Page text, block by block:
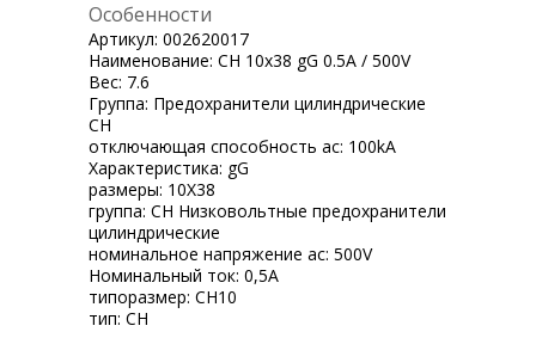
Особенности
Артикул: 002620017
Наименование: CH 10x38 gG 0.5A / 500V
Вес: 7.6
Группа: Предохранители цилиндрические
CH
отключающая способность ac: 100kA
Характеристика: gG
размеры: 10X38
группа: CH Низковольтные предохранители
цилиндрические
номинальное напряжение ac: 500V
Номинальный ток: 0,5A
типоразмер: CH10
тип: CH